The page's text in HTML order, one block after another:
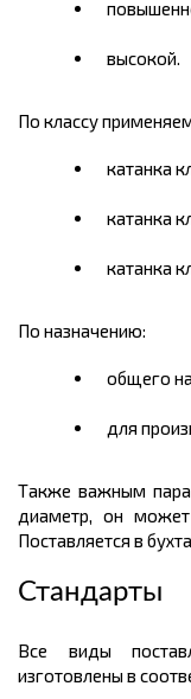
высокой.
По классу
катанка
катанка
катанка
По назначению:
общего
для
Также важным
диаметр, он
Поставляется в
Стандарты
Все виды
изготовлены в